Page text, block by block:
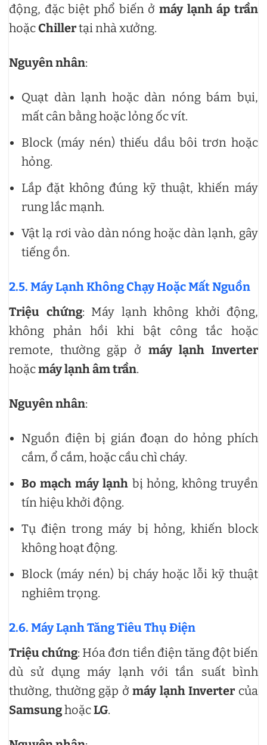
động, đặc biệt phổ biến ở máy lạnh áp trần
hoặcChillertại nhà xưởng.
Nguyên nhân:
Quạt dàn lạnh hoặc dàn nóng bám bụi,
mất cân bằng hoặc lỏng ốc vít.
Block (máy nén) thiếu dầu bôi trơn hoặc
hỏng.
Lắp đặt không đúng kỹ thuật, khiến máy
rung lắc mạnh.
Vật lạ rơi vào dàn nóng hoặc dàn lạnh, gây
tiếng ồn.
2.5. Máy Lạnh Không Chạy Hoặc Mất Nguồn
Triệu chứng: Máy lạnh không khởi động,
không phản hồi khi bật công tắc hoặc
remote, thường gặp ở máy lạnh Inverter
hoặcmáy lạnh âm trần.
Nguyên nhân:
Nguồn điện bị gián đoạn do hỏng phích
cắm, ổ cắm, hoặc cầu chì cháy.
Bo mạch máy lạnh bị hỏng, không truyền
tín hiệu khởi động.
Tụ điện trong máy bị hỏng, khiến block
không hoạt động.
Block (máy nén) bị cháy hoặc lỗi kỹ thuật
nghiêm trọng.
2.6. Máy Lạnh Tăng Tiêu Thụ Điện
Triệu chứng: Hóa đơn tiền điện tăng đột biến
dù sử dụng máy lạnh với tần suất bình
thường, thường gặp ởmáy lạnh Inverter của
SamsunghoặcLG.